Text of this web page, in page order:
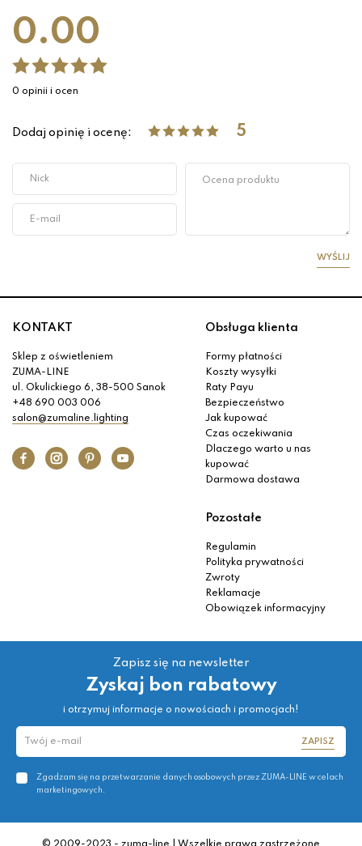
0.00
0 opinii i ocen
Dodaj opinię i ocenę: 5
WYŚLIJ
KONTAKT
Sklep z oświetleniem
ZUMA-LINE
ul. Okulickiego 6, 38-500 Sanok
+48 690 003 006
salon@zumaline.lighting
Obsługa klienta
Formy płatności
Koszty wysyłki
Raty Payu
Bezpieczeństwo
Jak kupować
Czas oczekiwania
Dlaczego warto u nas
kupować
Darmowa dostawa
Pozostałe
Regulamin
Polityka prywatności
Zwroty
Reklamacje
Obowiązek informacyjny
Zapisz się na newsletter
Zyskaj bon rabatowy
i otrzymuj informacje o nowościach i promocjach!
ZAPISZ
Zgadzam się na przetwarzanie danych osobowych przez ZUMA-LINE w celach
marketingowych.